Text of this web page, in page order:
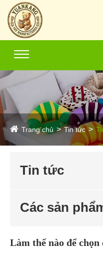
Trang chủ Tin tức
Tin tức
Các sản
Làm thế nào để